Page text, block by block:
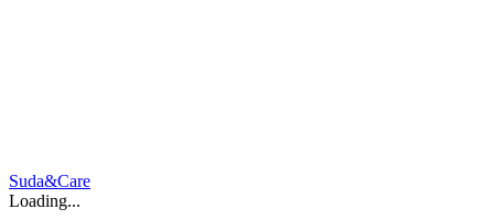
Suda&Care
Loading...